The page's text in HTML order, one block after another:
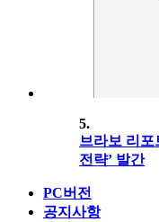
5.
브라보 리포
전략’ 발간
PC버전
공지사항